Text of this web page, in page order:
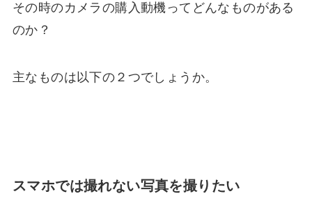
その時のカメラの購入動機ってどんなものがある
のか？
主なものは以下の２つでしょうか。
スマホでは撮れない写真を撮りたい